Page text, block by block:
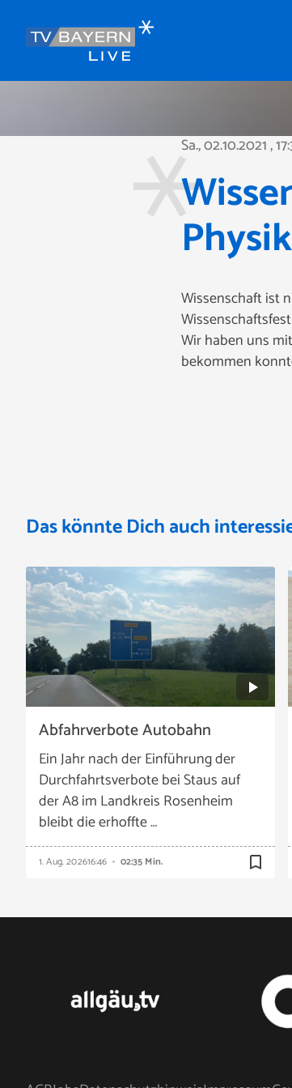
Sa., 02.10.2021,
Wissenschaft ist
Wir haben uns
bekommen
Das könnte Dich auch
Abfahrverbote Autobahn
Ein Jahr nach der Einführung der
Durchfahrtsverbote bei Staus auf
der A8 im Landkreis Rosenheim
bleibt die erhoffte …
1. Aug. 202616:46 02:35 Min. bookmark_border